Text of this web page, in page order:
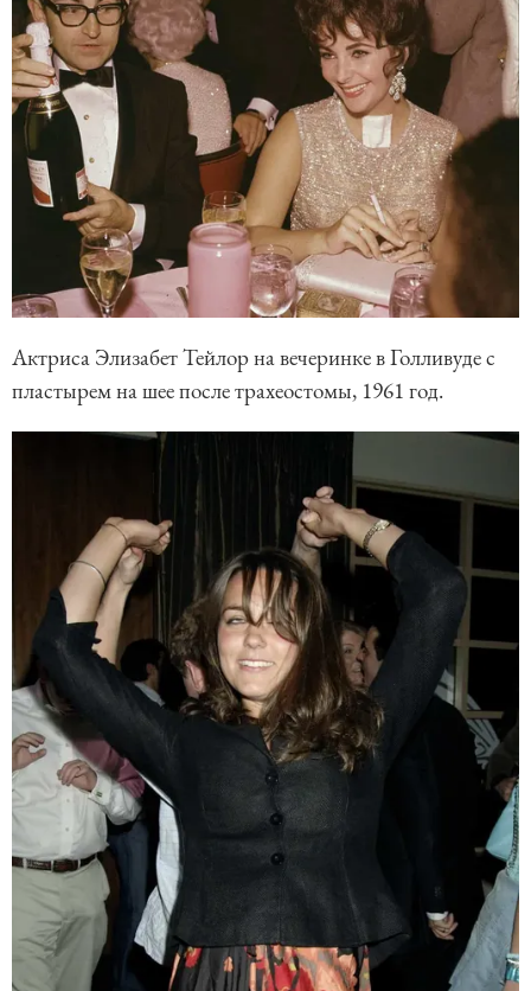
Актриса Элизабет Тейлор на вечеринке в Голливуде с
пластырем на шее после трахеостомы, 1961 год.